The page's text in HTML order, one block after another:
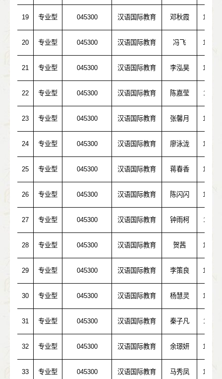
19 专业型 045300 汉语国际教育 邓秋霞
20 专业型 045300 汉语国际教育 冯飞
21 专业型 045300 汉语国际教育 李泓昊
22 专业型 045300 汉语国际教育 陈嘉莹
23 专业型 045300 汉语国际教育 张馨月
24 专业型 045300 汉语国际教育 廖泳泷
25 专业型 045300 汉语国际教育 蒋春香
26 专业型 045300 汉语国际教育 陈闪闪
27 专业型 045300 汉语国际教育 钟雨柯
28 专业型 045300 汉语国际教育 贺茜
29 专业型 045300 汉语国际教育 李策良
30 专业型 045300 汉语国际教育 杨慧灵
31 专业型 045300 汉语国际教育 秦子凡
32 专业型 045300 汉语国际教育 余璟妍
33 专业型 045300 汉语国际教育 马秀凤